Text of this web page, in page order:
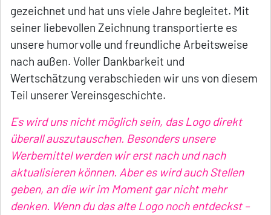
gezeichnet und hat uns viele Jahre begleitet. Mit
seiner liebevollen Zeichnung transportierte es
unsere humorvolle und freundliche Arbeitsweise
nach außen. Voller Dankbarkeit und
Wertschätzung verabschieden wir uns von diesem
Teil unserer Vereinsgeschichte.
Es wird uns nicht möglich sein, das Logo direkt
überall auszutauschen. Besonders unsere
Werbemittel werden wir erst nach und nach
aktualisieren können. Aber es wird auch Stellen
geben, an die wir im Moment gar nicht mehr
denken. Wenn du das alte Logo noch entdeckst –